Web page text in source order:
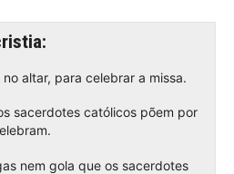
altar, para celebrar a missa.
sacerdotes católicos põem por
nem gola que os sacerdotes